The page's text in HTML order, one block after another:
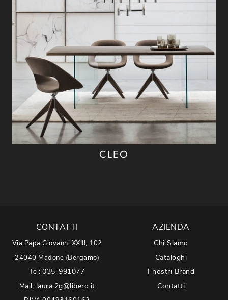
CLEO
CONTATTI
Via Papa Giovanni XXIII, 102
24040 Madone (Bergamo)
Tel:035-991077
Mail: laura.2g@libero.it
AZIENDA
Chi Siamo
Cataloghi
I nostri Brand
Contatti